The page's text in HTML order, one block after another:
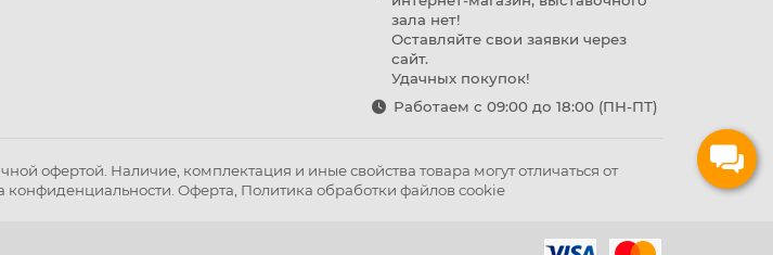
зала нет!
Оставляйте свои заявки через
сайт.
Удачных покупок!
Работаем с 09:00 до 18:00 (ПН-ПТ)
офертой. Наличие, комплектация и иные свойства товара могут отличаться от
конфиденциальности Оферта Политика обработки файлов cookie